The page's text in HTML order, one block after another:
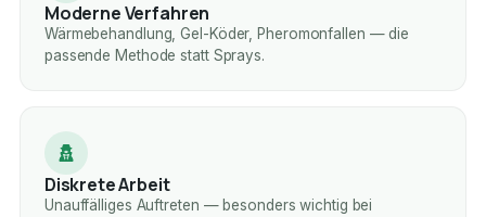
Moderne Verfahren
Wärmebehandlung, Gel-Köder, Pheromonfallen — die
passende Methode statt Sprays.
Diskrete Arbeit
Unauffälliges Auftreten — besonders wichtig bei